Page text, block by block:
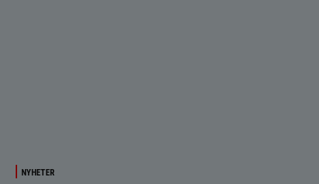
NYHETER